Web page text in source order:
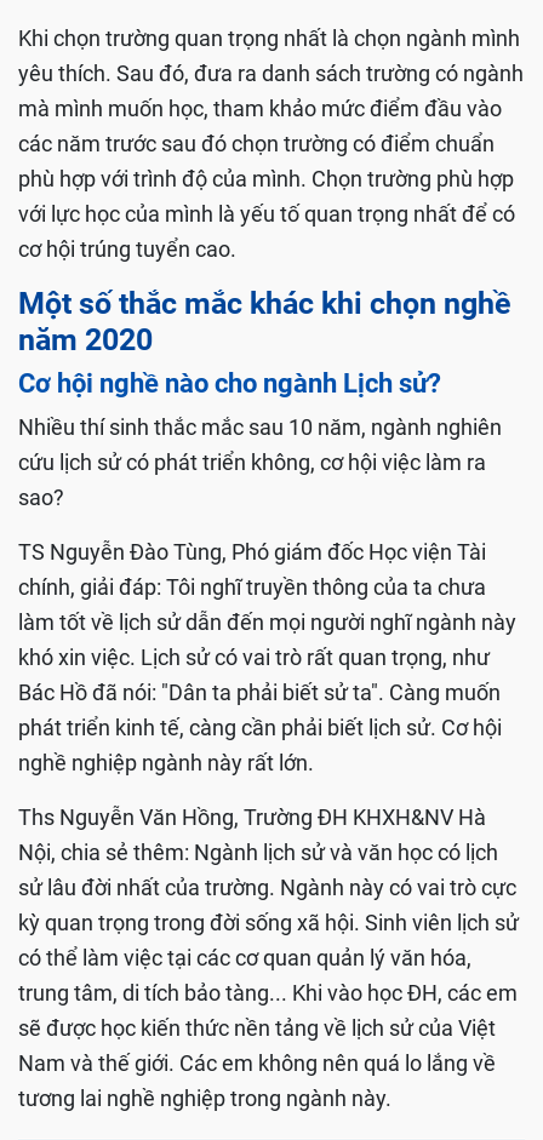
Khi chọn trường quan trọng nhất là chọn ngành mình
yêu thích. Sau đó, đưa ra danh sách trường có ngành
mà mình muốn học, tham khảo mức điểm đầu vào
các năm trước sau đó chọn trường có điểm chuẩn
phù hợp với trình độ của mình. Chọn trường phù hợp
với lực học của mình là yếu tố quan trọng nhất để có
cơ hội trúng tuyển cao.
Một số thắc mắc khác khi chọn nghề
năm 2020
Cơ hội nghề nào cho ngành Lịch sử?
Nhiều thí sinh thắc mắc sau 10 năm, ngành nghiên
cứu lịch sử có phát triển không, cơ hội việc làm ra
sao?
TS Nguyễn Đào Tùng, Phó giám đốc Học viện Tài
chính, giải đáp: Tôi nghĩ truyền thông của ta chưa
làm tốt về lịch sử dẫn đến mọi người nghĩ ngành này
khó xin việc. Lịch sử có vai trò rất quan trọng, như
Bác Hồ đã nói: "Dân ta phải biết sử ta". Càng muốn
phát triển kinh tế, càng cần phải biết lịch sử. Cơ hội
nghề nghiệp ngành này rất lớn.
Ths Nguyễn Văn Hồng, Trường ĐH KHXH&NV Hà
Nội, chia sẻ thêm: Ngành lịch sử và văn học có lịch
sử lâu đời nhất của trường. Ngành này có vai trò cực
kỳ quan trọng trong đời sống xã hội. Sinh viên lịch sử
có thể làm việc tại các cơ quan quản lý văn hóa,
trung tâm, di tích bảo tàng... Khi vào học ĐH, các em
sẽ được học kiến thức nền tảng về lịch sử của Việt
Nam và thế giới. Các em không nên quá lo lắng về
tương lai nghề nghiệp trong ngành này.